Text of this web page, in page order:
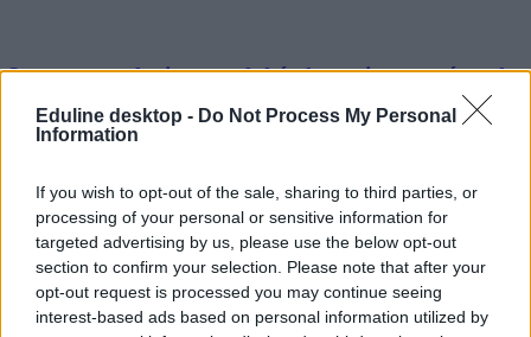
Eduline desktop - Do Not Process My Personal
Information
If you wish to opt-out of the sale, sharing to third parties, or
processing of your personal or sensitive information for
targeted advertising by us, please use the below opt-out
section to confirm your selection. Please note that after your
opt-out request is processed you may continue seeing
interest-based ads based on personal information utilized by
Ingyenes nyelvvizsga: sok kérelmet visszautasítanak,
Százmillió forinthoz közelít az az összeg, amelyet a Magyar
írja a Magyar Hírlap. Sokan azonban - úgy tűnik - félreértelmezték a
feltételeket.
Nyelvtanulás
Eduline